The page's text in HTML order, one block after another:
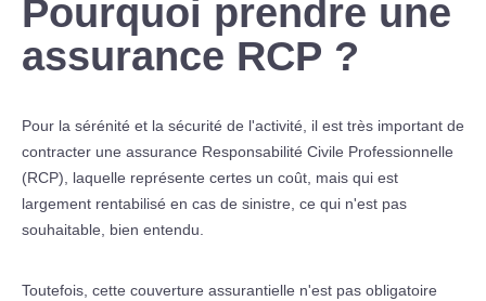
Pourquoi prendre une
assurance RCP ?
Pour la sérénité et la sécurité de l'activité, il est très important de
contracter une assurance Responsabilité Civile Professionnelle
(RCP), laquelle représente certes un coût, mais qui est
largement rentabilisé en cas de sinistre, ce qui n'est pas
souhaitable, bien entendu.
Toutefois, cette couverture assurantielle n'est pas obligatoire